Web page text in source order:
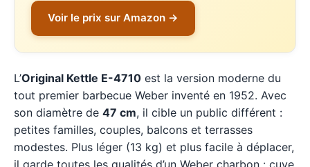
Voir le prix sur Amazon →
L’Original Kettle E-4710 est la version moderne du
tout premier barbecue Weber inventé en 1952. Avec
son diamètre de 47 cm, il cible un public différent :
petites familles, couples, balcons et terrasses
modestes. Plus léger (13 kg) et plus facile à déplacer,
il garde toutes les qualités d’un Weber charbon : cuve